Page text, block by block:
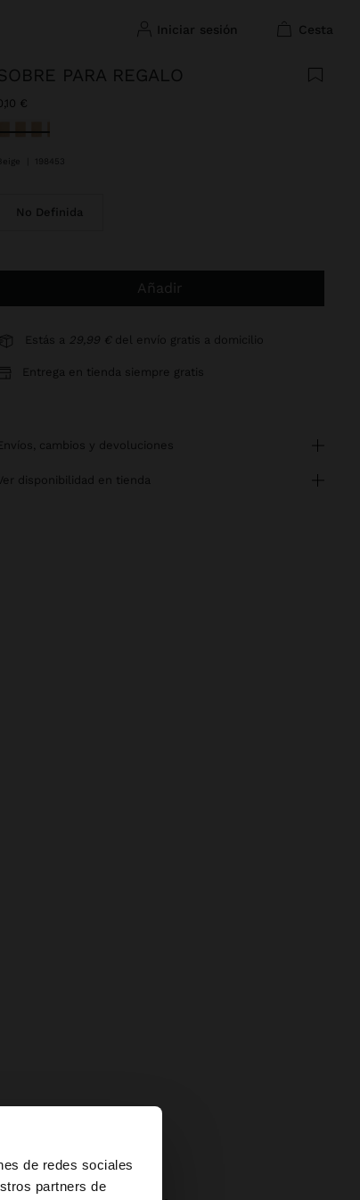
de redes sociales
partners de
iniciar sesión cesta
×
PARA REGALO
€
198453
No Definida
Añadir
Estás a 29,99 € del envío gratis a domicilio
Entrega en tienda siempre gratis
envíos, cambios y devoluciones
ver disponibilidad en tienda